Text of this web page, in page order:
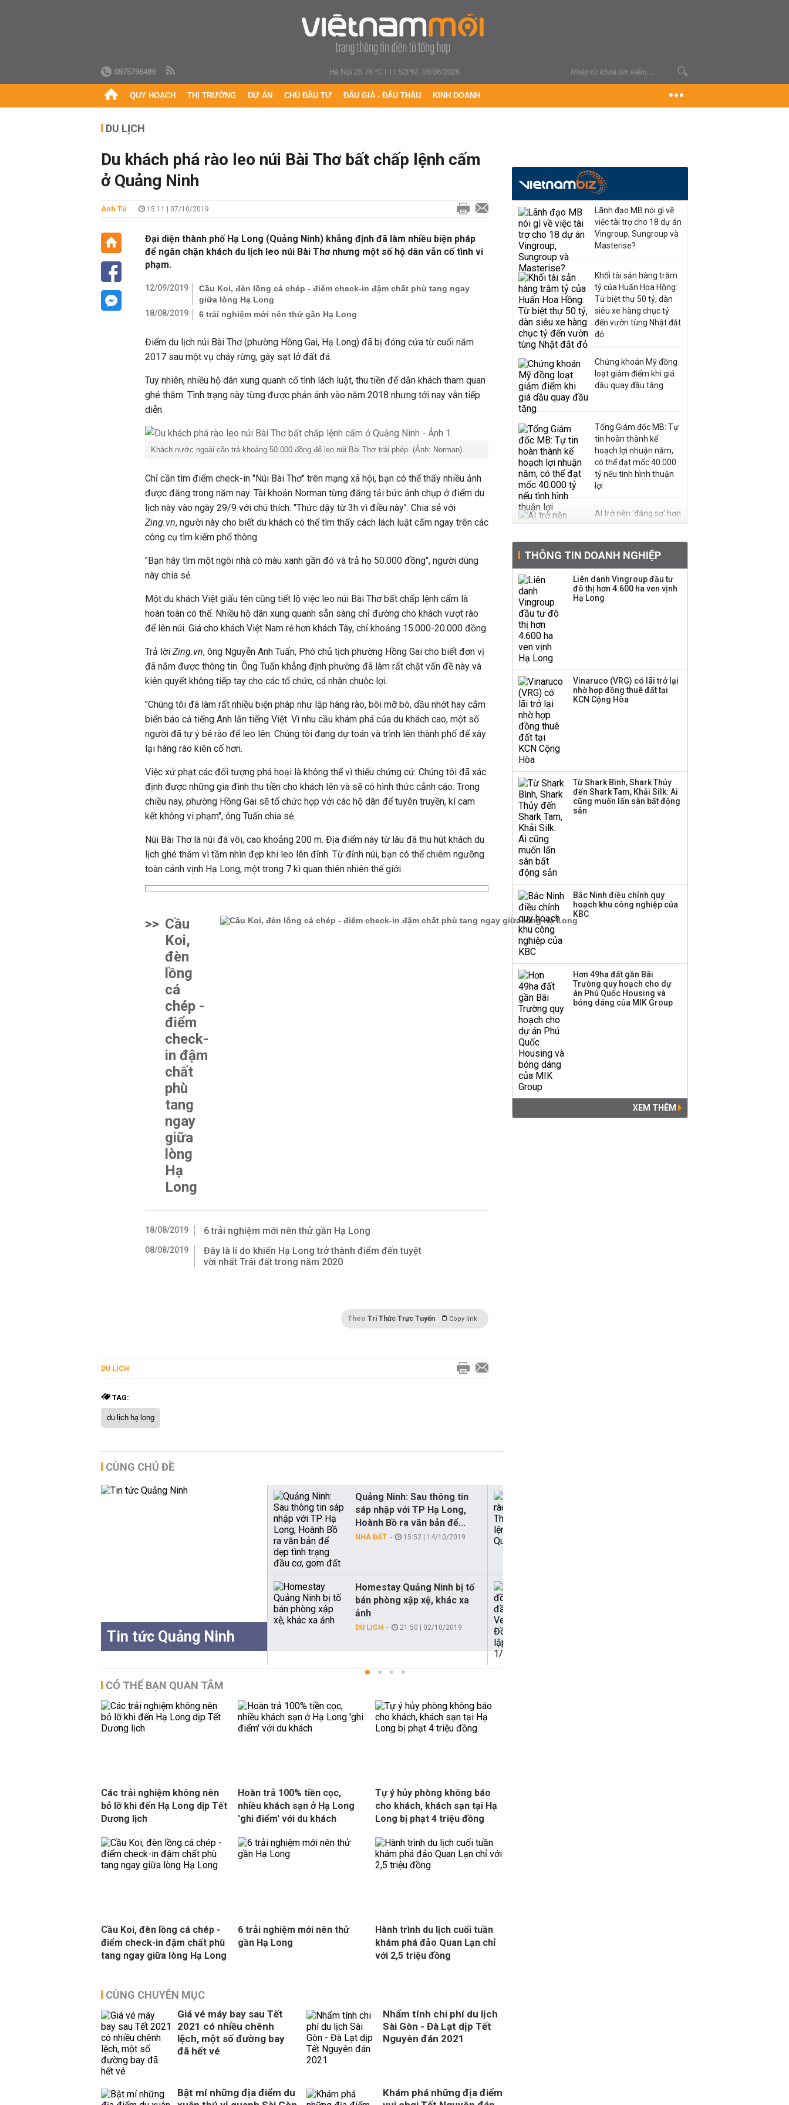
0975798489 Hà Nội 26.76 °C| 11:52PM, 06/08/2026
QUY HOẠCH THỊ TRƯỜNG DỰ ÁN CHỦ ĐẦU TƯ ĐẤU GIÁ - ĐẤU THẦU KINH DOANH
DU LỊCH
Du khách phá rào leo núi Bài Thơ bất chấp lệnh cấm
ở Quảng Ninh
Anh Tú 15:11 | 07/10/2019
Đại diện thành phố Hạ Long (Quảng Ninh) khẳng định đã làm nhiều biện pháp
để ngăn chặn khách du lịch leo núi Bài Thơ nhưng một số hộ dân vẫn cố tình vi
phạm.
12/09/2019
Cầu Koi, đèn lồng cá chép - điểm check-in đậm chất phù tang ngay
giữa lòng Hạ Long
18/08/2019
6 trải nghiệm mới nên thử gần Hạ Long
Điểm du lịch núi Bài Thơ (phường Hồng Gai, Hạ Long) đã bị đóng cửa từ cuối năm
2017 sau một vụ cháy rừng, gây sạt lở đất đá.
Tuy nhiên, nhiều hộ dân xung quanh cố tình lách luật, thu tiền để dẫn khách tham quan
ghé thăm. Tình trạng này từng được phản ánh vào năm 2018 nhưng tới nay vẫn tiếp
diễn.
Khách nước ngoài cần trả khoảng 50.000 đồng để leo núi Bài Thơ trái phép. (Ảnh: Norman).
Chỉ cần tìm điểm check-in "Núi Bài Thơ" trên mạng xã hội, bạn có thể thấy nhiều ảnh
được đăng trong năm nay. Tài khoản Norman từng đăng tải bức ảnh chụp ở điểm du
lịch này vào ngày 29/9 với chú thích: "Thức dậy từ 3h vì điều này". Chia sẻ với
Zing.vn, người này cho biết du khách có thể tìm thấy cách lách luật cấm ngay trên các
công cụ tìm kiếm phổ thông.
"Bạn hãy tìm một ngôi nhà có màu xanh gần đó và trả họ 50.000 đồng", người dùng
này chia sẻ.
Một du khách Việt giấu tên cũng tiết lộ việc leo núi Bài Thơ bất chấp lệnh cấm là
hoàn toàn có thể. Nhiều hộ dân xung quanh sẵn sàng chỉ đường cho khách vượt rào
để lên núi. Giá cho khách Việt Nam rẻ hơn khách Tây, chỉ khoảng 15.000-20.000 đồng.
Trả lời Zing.vn, ông Nguyễn Anh Tuấn, Phó chủ tịch phường Hồng Gai cho biết đơn vị
đã nắm được thông tin. Ông Tuấn khẳng định phường đã làm rất chặt vấn đề này và
kiên quyết không tiếp tay cho các tổ chức, cá nhân chuộc lợi.
"Chúng tôi đã làm rất nhiều biện pháp như lập hàng rào, bôi mỡ bò, dầu nhớt hay cắm
biển báo cả tiếng Anh lẫn tiếng Việt. Vì nhu cầu khám phá của du khách cao, một số
người đã tự ý bẻ rào để leo lên. Chúng tôi đang dự toán và trình lên thành phố để xây
lại hàng rào kiên cố hơn.
Việc xử phạt các đối tượng phá hoại là không thể vì thiếu chứng cứ. Chúng tôi đã xác
định được những gia đình thu tiền cho khách lên và sẽ có hình thức cảnh cáo. Trong
chiều nay, phường Hồng Gai sẽ tổ chức họp với các hộ dân để tuyên truyền, kí cam
kết không vi phạm", ông Tuấn chia sẻ.
Núi Bài Thơ là núi đá vôi, cao khoảng 200 m. Địa điểm này từ lâu đã thu hút khách du
lịch ghé thăm vì tầm nhìn đẹp khi leo lên đỉnh. Từ đỉnh núi, bạn có thể chiêm ngưỡng
toàn cảnh vịnh Hạ Long, một trong 7 kì quan thiên nhiên thế giới.
>> Cầu
Koi,
đèn
lồng
cá
chép -
điểm
check-
in đậm
chất
phù
tang
ngay
giữa
lòng
Hạ
Long
18/08/2019 6 trải nghiệm mới nên thử gần Hạ Long
08/08/2019
Đây là lí do khiến Hạ Long trở thành điểm đến tuyệt
vời nhất Trái đất trong năm 2020
Theo Tri Thức Trực Tuyến Copy link
DU LỊCH
TAG:
du lịch hạ long
CÙNG CHỦ ĐỀ
Tin tức Quảng Ninh
Quảng Ninh: Sau thông tin
sáp nhập với TP Hạ Long,
Hoành Bồ ra văn bản để...
NHÀ ĐẤT 15:52 | 14/10/2019
Homestay Quảng Ninh bị tố
bán phòng xập xệ, khác xa
ảnh
DU LỊCH 21:50 | 02/10/2019
CÓ THỂ BẠN QUAN TÂM
Các trải nghiệm không nên
bỏ lỡ khi đến Hạ Long dịp Tết
Dương lịch
Hoàn trả 100% tiền cọc,
nhiều khách sạn ở Hạ Long
'ghi điểm' với du khách
Tự ý hủy phòng không báo
cho khách, khách sạn tại Hạ
Long bị phạt 4 triệu đồng
Cầu Koi, đèn lồng cá chép -
điểm check-in đậm chất phù
tang ngay giữa lòng Hạ Long
6 trải nghiệm mới nên thử
gần Hạ Long
Hành trình du lịch cuối tuần
khám phá đảo Quan Lạn chỉ
với 2,5 triệu đồng
CÙNG CHUYÊN MỤC
Giá vé máy bay sau Tết
2021 có nhiều chênh
lệch, một số đường bay
đã hết vé
Nhẩm tính chi phí du lịch
Sài Gòn - Đà Lạt dịp Tết
Nguyên đán 2021
Bật mí những địa điểm du
Khám phá những địa điểm
Lãnh đạo MB nói gì về
việc tài trợ cho 18 dự án
Vingroup, Sungroup và
Masterise?
Khối tài sản hàng trăm
tỷ của Huấn Hoa Hồng:
Từ biệt thự 50 tỷ, dàn
siêu xe hàng chục tỷ
đến vườn tùng Nhật đắt
đỏ
Chứng khoán Mỹ đồng
loạt giảm điểm khi giá
dầu quay đầu tăng
Tổng Giám đốc MB: Tự
tin hoàn thành kế
hoạch lợi nhuận năm,
có thể đạt mốc 40.000
tỷ nếu tình hình thuận
lợi
AI trở nên 'đáng sợ' hơn
Bitcoin: Giới đầu tư tháo
hơi 40%, 150 tỷ USD bị
rút không thương tiếc
Con gái tỷ phú Phạm
Nhật Vượng lần đầu
chứng khoán trong
tháng 7 biến động
Thị trường thường
‘phất lên’ trong tháng 8,
THÔNG TIN DOANH NGHIỆP
Liên danh Vingroup đầu tư
đô thị hơn 4.600 ha ven vịnh
Hạ Long
Vinaruco (VRG) có lãi trở lại
nhờ hợp đồng thuê đất tại
KCN Cộng Hòa
Từ Shark Bình, Shark Thủy
đến Shark Tam, Khải Silk: Ai
cũng muốn lấn sân bất động
sản
Bắc Ninh điều chỉnh quy
hoạch khu công nghiệp của
KBC
Hơn 49ha đất gần Bãi
Trường quy hoạch cho dự
án Phú Quốc Housing và
bóng dáng của MIK Group
XEM THÊM